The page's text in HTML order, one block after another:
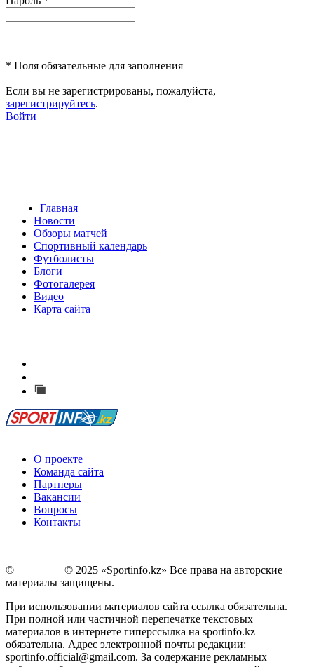
* Поля обязательные для заполнения
Если вы не зарегистрированы, пожалуйста,
зарегистрируйтесь.
Войти
Главная
Новости
Обзоры матчей
Спортивный календарь
Футболисты
Блоги
Фотогалерея
Видео
Карта сайта
О проекте
Команда сайта
Партнеры
Вакансии
Вопросы
Контакты
©
© 2025 «Sportinfo.kz» Все права на авторские
материалы защищены.
При использовании материалов сайта ссылка обязательна.
При полной или частичной перепечатке текстовых
материалов в интернете гиперссылка на sportinfo.kz
обязательна. Адрес электронной почты редакции:
sportinfo.official@gmail.com. За содержание рекламных